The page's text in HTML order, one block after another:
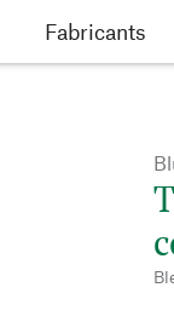
Fabricants